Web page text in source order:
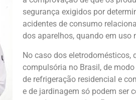
segurança exigidos por
acidentes de consumo
dos aparelhos, quando em uso
No caso dos
compulsória no Brasil, de
de refrigeração residencial e
e de jardinagem só podem ser